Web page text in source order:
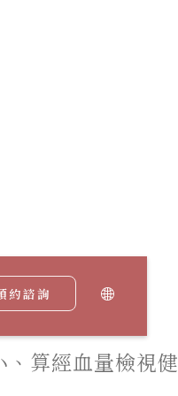
約諮詢
算經血量檢視健